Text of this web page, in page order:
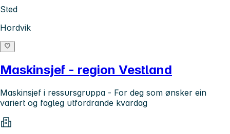
Sted
Hordvik
Maskinsjef - region Vestland
Maskinsjef i ressursgruppa - For deg som ønsker ein
variert og fagleg utfordrande kvardag